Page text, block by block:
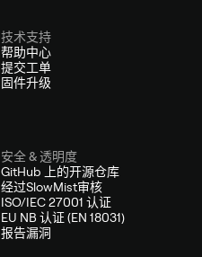
技术支持
帮助中心
提交工单
固件升级
安全 & 透明度
GitHub 上的开源仓库
经过SlowMist审核
ISO/IEC 27001 认证
EU NB 认证 (EN 18031)
报告漏洞